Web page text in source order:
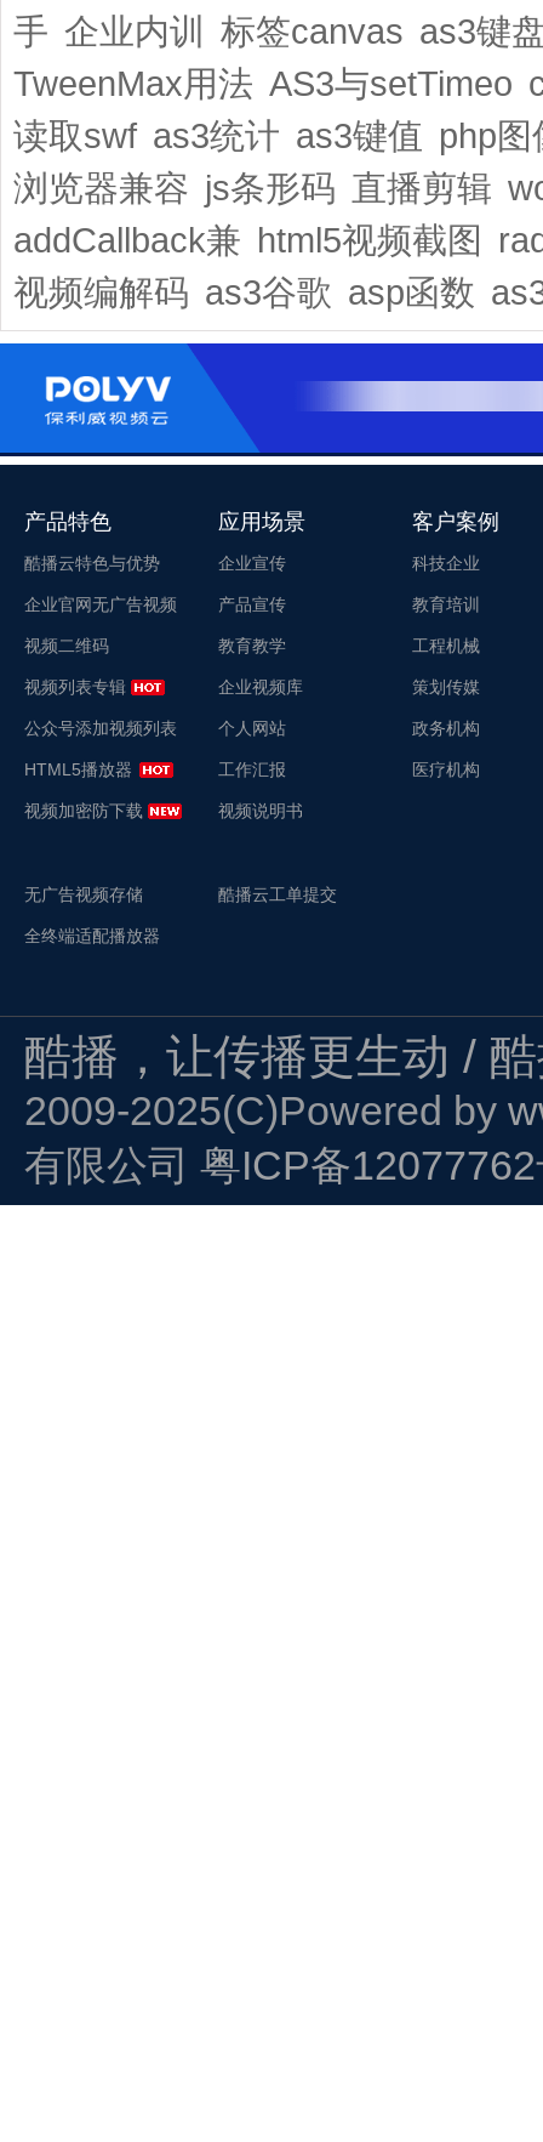
手 企业内训 标签canvas as3键
TweenMax用法 AS3与setTimeo
读取swf as3统计 as3键值 php图
浏览器兼容 js条形码 直播剪辑
addCallback兼 html5视频截图
视频编解码 as3谷歌 asp函数
产品特色
酷播云特色与优势
企业官网无广告视频
视频二维码
视频列表专辑
公众号添加视频列表
HTML5播放器
视频加密防下载
无广告视频存储
全终端适配播放器
应用场景
企业宣传
产品宣传
教育教学
企业视频库
个人网站
工作汇报
视频说明书
酷播云工单提交
客户案例
科技企业
教育培训
工程机械
策划传媒
政务机构
医疗机构
酷播，让传播更生动 /
2009-2025(C)Powered by
有限公司 粤ICP备